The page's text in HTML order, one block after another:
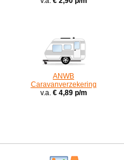
ANWB
Caravanverzekering
v.a. € 4,89 p/m